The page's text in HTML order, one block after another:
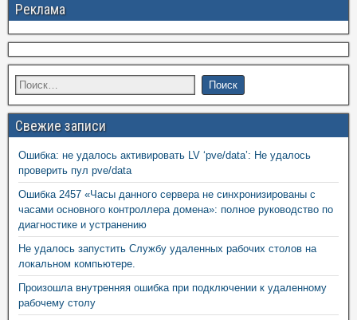
Реклама
Свежие записи
Ошибка: не удалось активировать LV ‘pve/data’: Не удалось
проверить пул pve/data
Ошибка 2457 «Часы данного сервера не синхронизированы с
часами основного контроллера домена»: полное руководство по
диагностике и устранению
Не удалось запустить Службу удаленных рабочих столов на
локальном компьютере.
Произошла внутренняя ошибка при подключении к удаленному
рабочему столу